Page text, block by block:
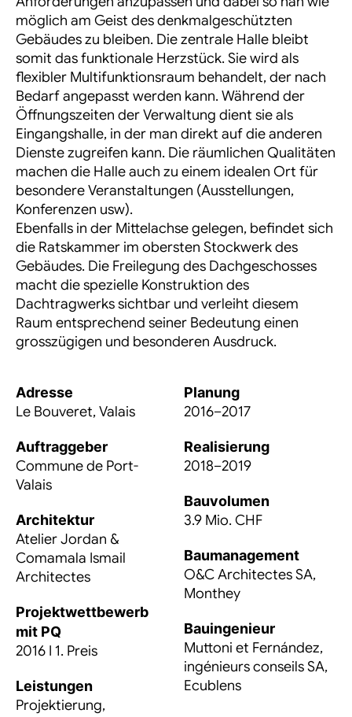
möglich am Geist des denkmalgeschützten
Gebäudes zu bleiben. Die zentrale Halle bleibt
somit das funktionale Herzstück. Sie wird als
flexibler Multifunktionsraum behandelt, der nach
Bedarf angepasst werden kann. Während der
Öffnungszeiten der Verwaltung dient sie als
Eingangshalle, in der man direkt auf die anderen
Dienste zugreifen kann. Die räumlichen Qualitäten
machen die Halle auch zu einem idealen Ort für
besondere Veranstaltungen (Ausstellungen,
Konferenzen usw).
Ebenfalls in der Mittelachse gelegen, befindet sich
die Ratskammer im obersten Stockwerk des
Gebäudes. Die Freilegung des Dachgeschosses
macht die spezielle Konstruktion des
Dachtragwerks sichtbar und verleiht diesem
Raum entsprechend seiner Bedeutung einen
grosszügigen und besonderen Ausdruck.
Adresse
Le Bouveret, Valais
Auftraggeber
Commune de Port-
Valais
Architektur
Atelier Jordan &
Comamala Ismail
Architectes
Projektwettbewerb
mit PQ
2016 I 1. Preis
Leistungen
Projektierung,
Planung
2016–2017
Realisierung
2018–2019
Bauvolumen
3.9 Mio. CHF
Baumanagement
O&C Architectes SA,
Monthey
Bauingenieur
Muttoni et Fernández,
ingénieurs conseils SA,
Ecublens